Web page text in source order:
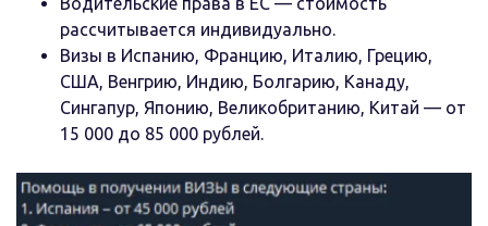
рассчитывается индивидуально.
Визы в Испанию, Францию, Италию, Грецию,
США, Венгрию, Индию, Болгарию, Канаду,
Сингапур, Японию, Великобританию, Китай — от
15 000 до 85 000 рублей.